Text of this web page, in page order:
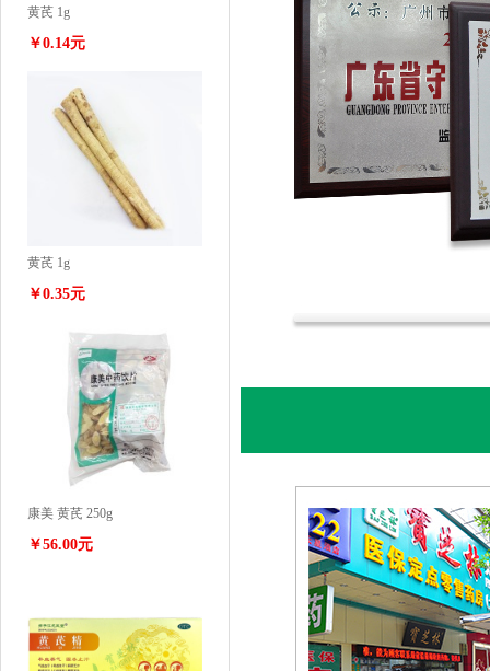
黄芪 1g
￥0.14元
黄芪 1g
￥0.35元
康美 黄芪 250g
￥56.00元